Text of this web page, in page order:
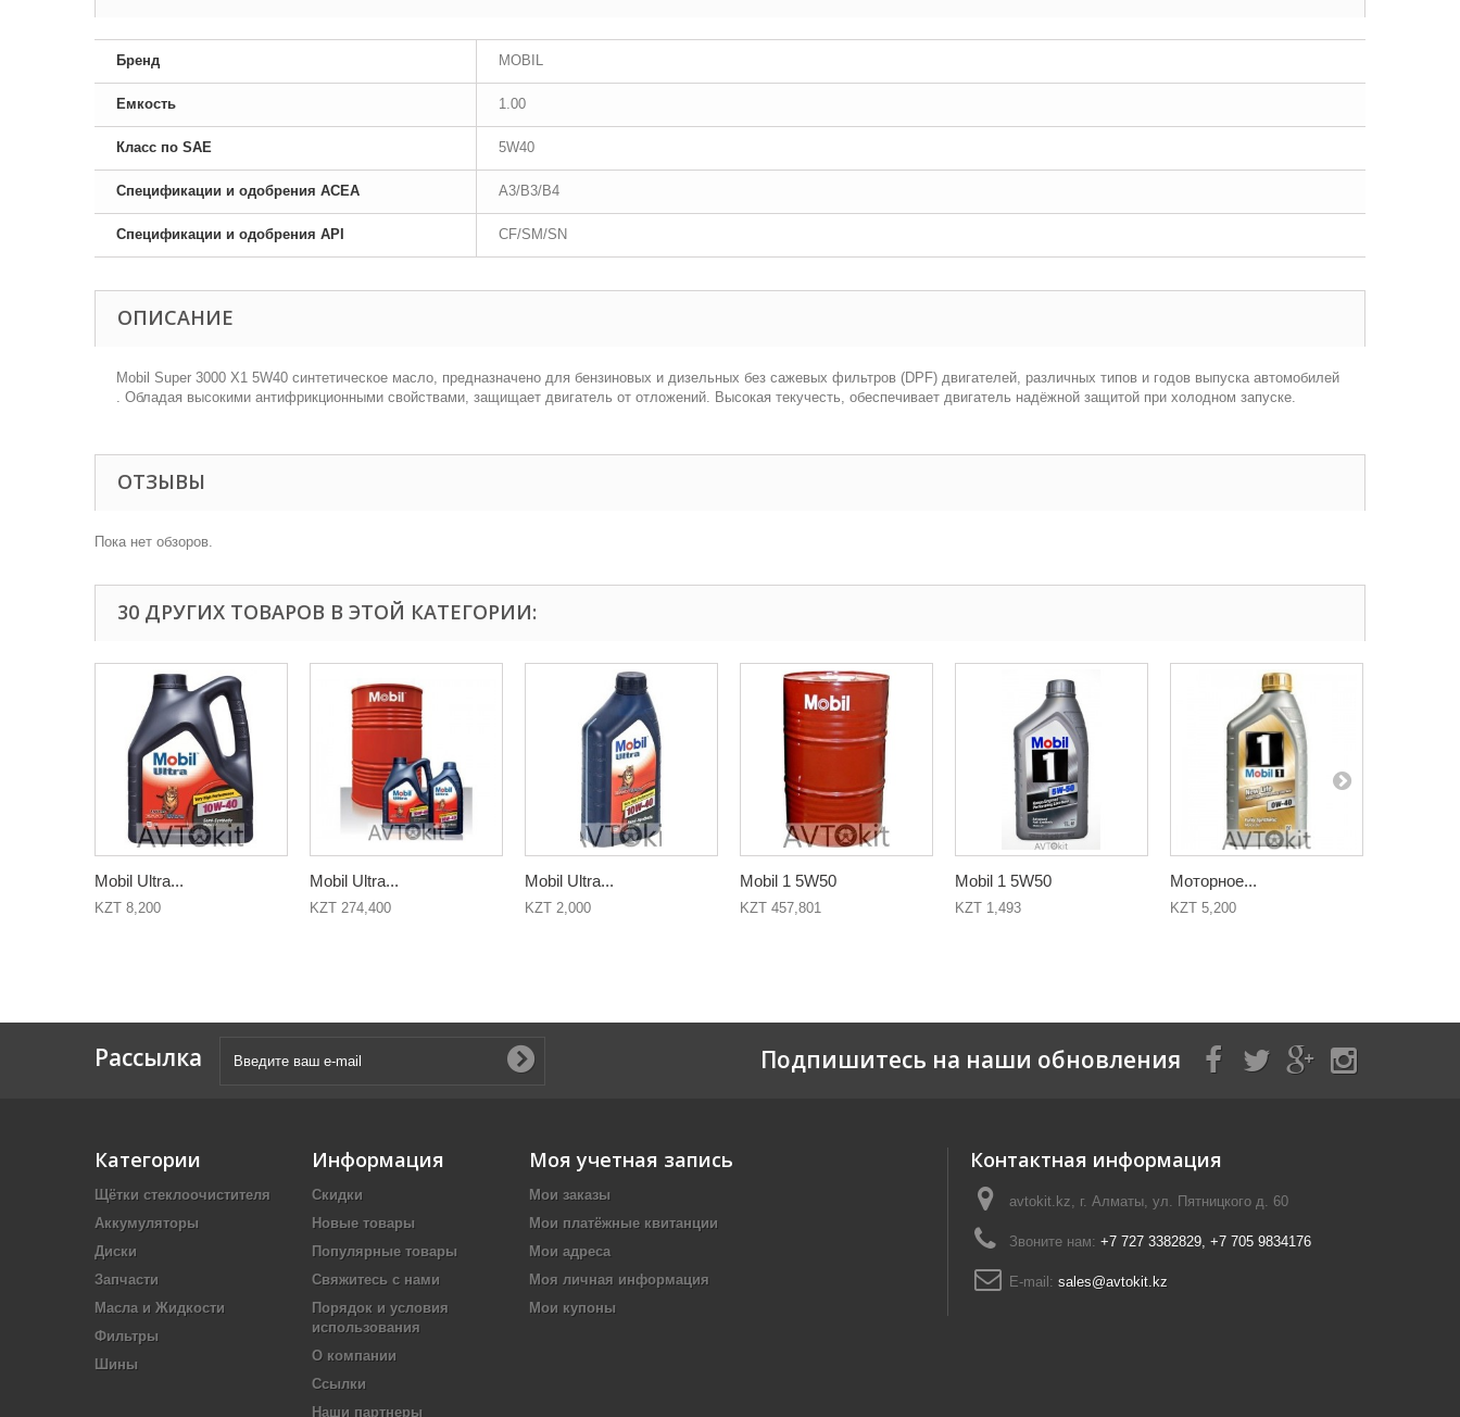
Бренд MOBIL
Емкость 1.00
Класс по SAE 5W40
Спецификации и одобрения ACEA A3/B3/B4
Спецификации и одобрения API CF/SM/SN
ОПИСАНИЕ
Mobil Super 3000 X1 5W40 синтетическое масло, предназначено для бензиновых и дизельных без сажевых фильтров (DPF) двигателей, различных типов и годов выпуска автомобилей
. Обладая высокими антифрикционными свойствами, защищает двигатель от отложений. Высокая текучесть, обеспечивает двигатель надёжной защитой при холодном запуске.
ОТЗЫВЫ
Пока нет обзоров.
30 ДРУГИХ ТОВАРОВ В ЭТОЙ КАТЕГОРИИ:
Mobil Ultra...
KZT 8,200
Mobil Ultra...
KZT 274,400
Mobil Ultra...
KZT 2,000
Mobil 1 5W50
KZT 457,801
Mobil 1 5W50
KZT 1,493
Моторное...
KZT 5,200
Рассылка Подпишитесь на наши обновления
Категории
Щётки стеклоочистителя
Аккумуляторы
Диски
Запчасти
Масла и Жидкости
Фильтры
Шины
Информация
Скидки
Новые товары
Популярные товары
Свяжитесь с нами
Порядок и условия
использования
О компании
Ссылки
Наши партнеры
Моя учетная запись
Мои заказы
Мои платёжные квитанции
Мои адреса
Моя личная информация
Мои купоны
Контактная информация
avtokit.kz, г. Алматы, ул. Пятницкого д. 60
Звоните нам: +7 727 3382829, +7 705 9834176
E-mail: sales@avtokit.kz